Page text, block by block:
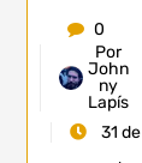
0
Por
John
ny
Lapís
31 de